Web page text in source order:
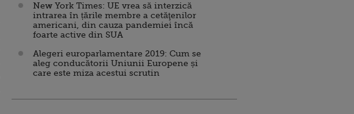
New York Times: UE vrea să interzică
intrarea în țările membre a cetăţenilor
americani, din cauza pandemiei încă
foarte active din SUA
Alegeri europarlamentare 2019: Cum se
aleg conducătorii Uniunii Europene și
care este miza acestui scrutin